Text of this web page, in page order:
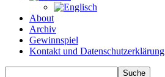
About
Archiv
Gewinnspiel
Kontakt und Datenschutzerklärung